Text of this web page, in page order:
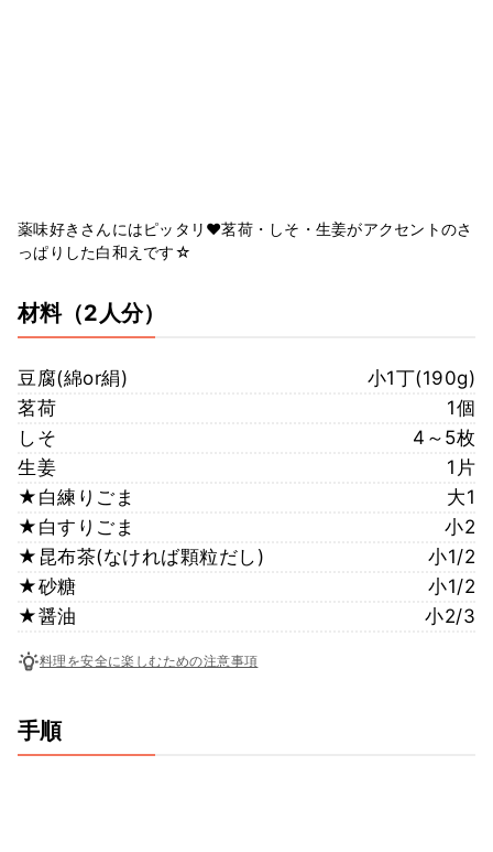
薬味好きさんにはピッタリ❤茗荷・しそ・生姜がアクセントのさ
っぱりした白和えです☆
材料（2人分）
豆腐(綿or絹)
小1丁(190g)
茗荷
1個
しそ
4～5枚
生姜
1片
★白練りごま
大1
★白すりごま
小2
★昆布茶(なければ顆粒だし)
小1/2
★砂糖
小1/2
★醤油
小2/3
料理を安全に楽しむための注意事項
手順